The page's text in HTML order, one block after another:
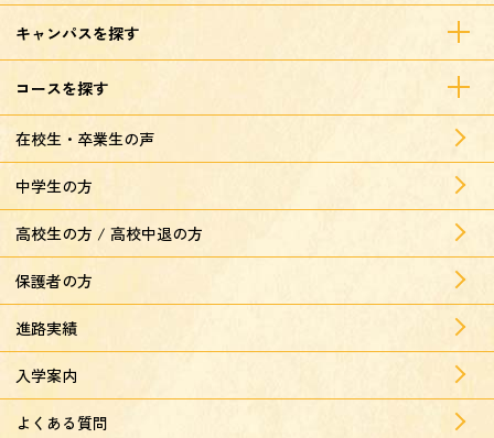
キャンパスを探す
コースを探す
在校生・卒業生の声
中学生の方
高校生の方 / 高校中退の方
保護者の方
進路実績
入学案内
よくある質問